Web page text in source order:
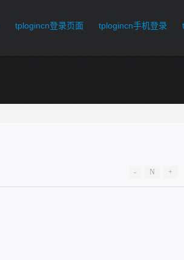
tplogincn登录页面 tplogincn手机登录
- N +